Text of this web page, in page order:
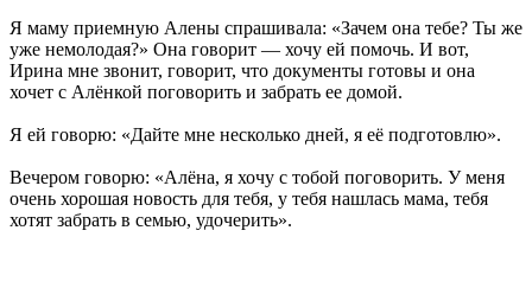
Я маму приемную Алены спрашивала: «Зачем она тебе? Ты же
уже немолодая?» Она говорит — хочу ей помочь. И вот,
Ирина мне звонит, говорит, что документы готовы и она
хочет с Алёнкой поговорить и забрать ее домой.
Я ей говорю: «Дайте мне несколько дней, я её подготовлю».
Вечером говорю: «Алёна, я хочу с тобой поговорить. У меня
очень хорошая новость для тебя, у тебя нашлась мама, тебя
хотят забрать в семью, удочерить».